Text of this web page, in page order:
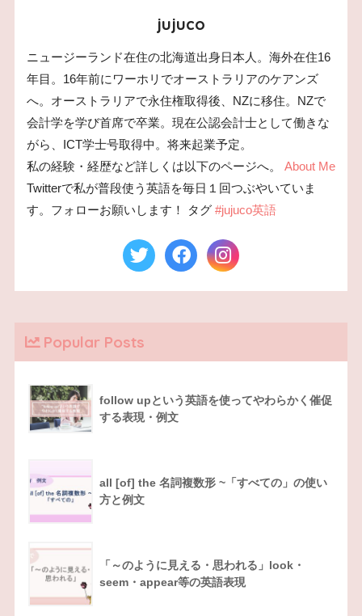
jujuco
ニュージーランド在住の北海道出身日本人。海外在住16
年目。16年前にワーホリでオーストラリアのケアンズ
へ。オーストラリアで永住権取得後、NZに移住。NZで
会計学を学び首席で卒業。現在公認会計士として働きな
がら、ICT学士号取得中。将来起業予定。
私の経験・経歴など詳しくは以下のページへ。 About Me
Twitterで私が普段使う英語を毎日１回つぶやいていま
す。フォローお願いします！ タグ #jujuco英語
Popular Posts
follow upという英語を使ってやわらかく催促
する表現・例文
all [of] the 名詞複数形 ~「すべての」の使い
方と例文
「～のように見える・思われる」look・
seem・appear等の英語表現